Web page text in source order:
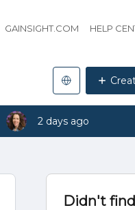
GAINSIGHT.COM HELP
2 days ago
Didn't